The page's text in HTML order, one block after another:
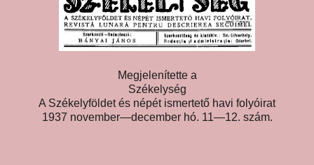
Megjelenítette a
Székelység
A Székelyföldet és népét ismertető havi folyóirat
1937 november—december hó. 11—12. szám.